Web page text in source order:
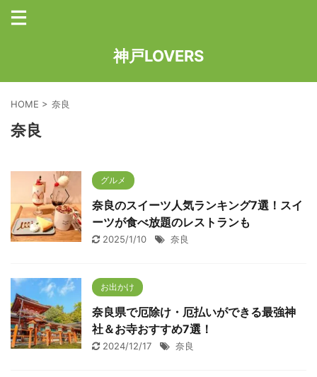
神戸LOVERS
HOME > 奈良
奈良
グルメ
奈良のスイーツ人気ランキング7選！スイ
ーツが食べ放題のレストランも
2025/1/10 奈良
お出かけ
奈良県で厄除け・厄払いができる最強神
社＆お寺おすすめ7選！
2024/12/17 奈良